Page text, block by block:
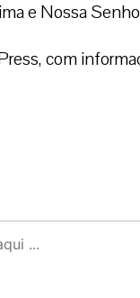
de marketing ou